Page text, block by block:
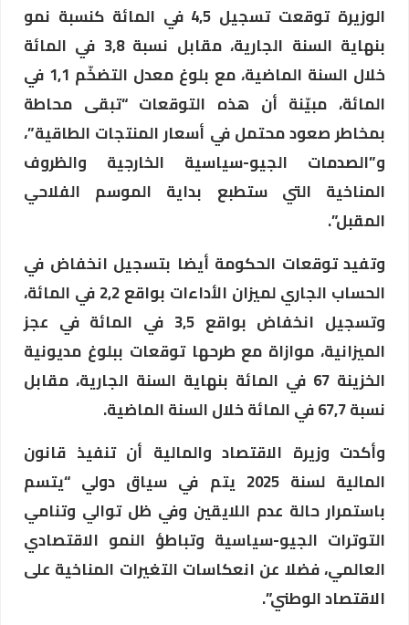
الوزيرة توقعت تسجيل 4,5 في المائة كنسبة نمو
بنهاية السنة الجارية، مقابل نسبة 3,8 في المائة
خلال السنة الماضية، مع بلوغ معدل التضخّم 1,1 في
المائة، مبيّنة أن هذه التوقعات “تبقى محاطة
بمخاطر صعود محتمل في أسعار المنتجات الطاقية”،
و”الصدمات الجيو-سياسية الخارجية والظروف
المناخية التي ستطبع بداية الموسم الفلاحي
المقبل”.
وتفيد توقعات الحكومة أيضا بتسجيل انخفاض في
الحساب الجاري لميزان الأداءات بواقع 2,2 في المائة،
وتسجيل انخفاض بواقع 3,5 في المائة في عجز
الميزانية، موازاة مع طرحها توقعات ببلوغ مديونية
الخزينة 67 في المائة بنهاية السنة الجارية، مقابل
نسبة 67,7 في المائة خلال السنة الماضية.
وأكدت وزيرة الاقتصاد والمالية أن تنفيذ قانون
المالية لسنة 2025 يتم في سياق دولي “يتسم
باستمرار حالة عدم اللايقين وفي ظل توالي وتنامي
التوترات الجيو-سياسية وتباطؤ النمو الاقتصادي
العالمي، فضلا عن انعكاسات التغيرات المناخية على
الاقتصاد الوطني”.